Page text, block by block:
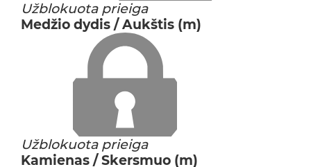
Užblokuota prieiga
Medžio dydis / Aukštis (m)
Užblokuota prieiga
Kamienas / Skersmuo (m)